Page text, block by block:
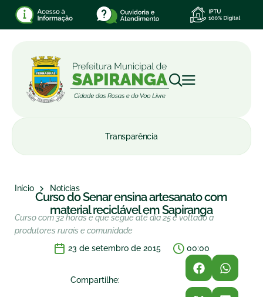
Transparência
Início Notícias
Curso do Senar ensina artesanato com
material reciclável em Sapiranga
Curso com 32 horas e que segue até dia 25 é voltado a
produtores rurais e comunidade
23 de setembro de 2015
00:00
Compartilhe: